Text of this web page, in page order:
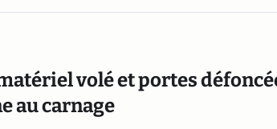
volé et portes
au carnage